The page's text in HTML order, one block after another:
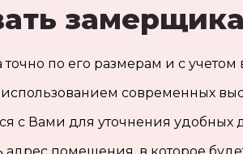
замерщика
точно по его размерам и с учетом
современных
с Вами для уточнения